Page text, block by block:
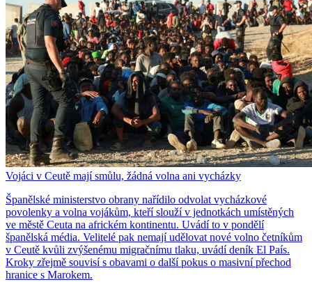
Vojáci v Ceutě mají smůlu, žádná volna ani vycházky
Španělské ministerstvo obrany nařídilo odvolat vycházkové
povolenky a volna vojákům, kteří slouží v jednotkách umístěných
ve městě Ceuta na africkém kontinentu. Uvádí to v pondělí
španělská média. Velitelé pak nemají udělovat nové volno četníkům
v Ceutě kvůli zvýšenému migračnímu tlaku, uvádí deník El País.
Kroky zřejmě souvisí s obavami o další pokus o masivní přechod
hranice s Marokem.